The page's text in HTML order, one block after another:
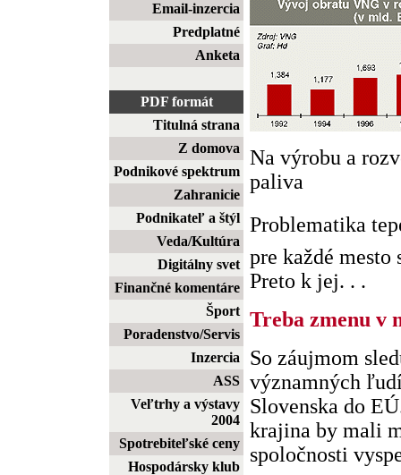
Email-inzercia
Predplatné
Anketa
PDF formát
Titulná strana
Z domova
Podnikové spektrum
Zahranicie
Podnikateľ a štýl
Veda/Kultúra
Digitálny svet
Finančné komentáre
Šport
Poradenstvo/Servis
Inzercia
ASS
Veľtrhy a výstavy
2004
Spotrebiteľské ceny
Hospodársky klub
Na výrobu a
paliva
Problematika
pre každé mesto
Preto k jej. . .
Treba zmenu v
So záujmom
významných
Slovenska do
krajina by mali
spoločnosti